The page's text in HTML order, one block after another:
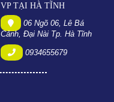
VP TẠI HÀ TĨNH
06 Ngõ 06, Lê Bá
Cảnh, Đại Nài Tp. Hà Tĩnh
0934655679